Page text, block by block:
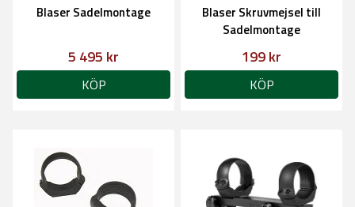
Blaser Sadelmontage
5 495 kr
KÖP
Blaser Skruvmejsel till
Sadelmontage
199 kr
KÖP